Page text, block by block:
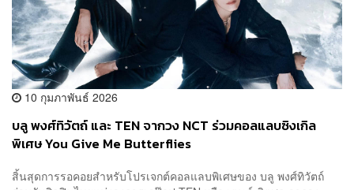
10 กุมภาพันธ์ 2026
บลู พงศ์ทิวัตถ์ และ TEN จากวง NCT ร่วมคอลแลบซิงเกิล
พิเศษ You Give Me Butterflies
สิ้นสุดการรอคอยสำหรับโปรเจกต์คอลแลบพิเศษของ บลู พงศ์ทิวัตถ์